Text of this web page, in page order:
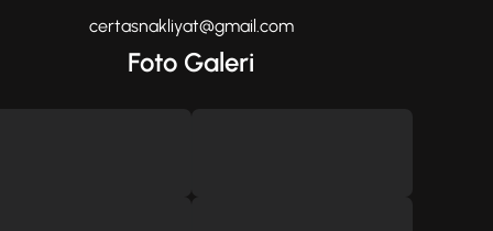
certasnakliyat@gmail.com
Foto Galeri